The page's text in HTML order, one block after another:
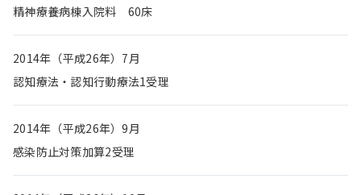
精神療養病棟入院料 60床
2014年（平成26年）7月
認知療法・認知行動療法1受理
2014年（平成26年）9月
感染防止対策加算2受理